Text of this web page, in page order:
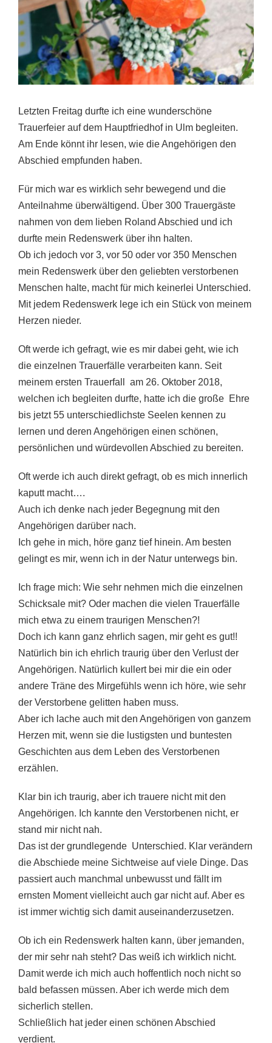
Letzten Freitag durfte ich eine wunderschöne
Trauerfeier auf dem Hauptfriedhof in Ulm begleiten.
Am Ende könnt ihr lesen, wie die Angehörigen den
Abschied empfunden haben.
Für mich war es wirklich sehr bewegend und die
Anteilnahme überwältigend. Über 300 Trauergäste
nahmen von dem lieben Roland Abschied und ich
durfte mein Redenswerk über ihn halten.
Ob ich jedoch vor 3, vor 50 oder vor 350 Menschen
mein Redenswerk über den geliebten verstorbenen
Menschen halte, macht für mich keinerlei Unterschied.
Mit jedem Redenswerk lege ich ein Stück von meinem
Herzen nieder.
Oft werde ich gefragt, wie es mir dabei geht, wie ich
die einzelnen Trauerfälle verarbeiten kann. Seit
meinem ersten Trauerfall am 26. Oktober 2018,
welchen ich begleiten durfte, hatte ich die große Ehre
bis jetzt 55 unterschiedlichste Seelen kennen zu
lernen und deren Angehörigen einen schönen,
persönlichen und würdevollen Abschied zu bereiten.
Oft werde ich auch direkt gefragt, ob es mich innerlich
kaputt macht….
Auch ich denke nach jeder Begegnung mit den
Angehörigen darüber nach.
Ich gehe in mich, höre ganz tief hinein. Am besten
gelingt es mir, wenn ich in der Natur unterwegs bin.
Ich frage mich: Wie sehr nehmen mich die einzelnen
Schicksale mit? Oder machen die vielen Trauerfälle
mich etwa zu einem traurigen Menschen?!
Doch ich kann ganz ehrlich sagen, mir geht es gut!!
Natürlich bin ich ehrlich traurig über den Verlust der
Angehörigen. Natürlich kullert bei mir die ein oder
andere Träne des Mirgefühls wenn ich höre, wie sehr
der Verstorbene gelitten haben muss.
Aber ich lache auch mit den Angehörigen von ganzem
Herzen mit, wenn sie die lustigsten und buntesten
Geschichten aus dem Leben des Verstorbenen
erzählen.
Klar bin ich traurig, aber ich trauere nicht mit den
Angehörigen. Ich kannte den Verstorbenen nicht, er
stand mir nicht nah.
Das ist der grundlegende Unterschied. Klar verändern
die Abschiede meine Sichtweise auf viele Dinge. Das
passiert auch manchmal unbewusst und fällt im
ernsten Moment vielleicht auch gar nicht auf. Aber es
ist immer wichtig sich damit auseinanderzusetzen.
Ob ich ein Redenswerk halten kann, über jemanden,
der mir sehr nah steht? Das weiß ich wirklich nicht.
Damit werde ich mich auch hoffentlich noch nicht so
bald befassen müssen. Aber ich werde mich dem
sicherlich stellen.
Schließlich hat jeder einen schönen Abschied
verdient.